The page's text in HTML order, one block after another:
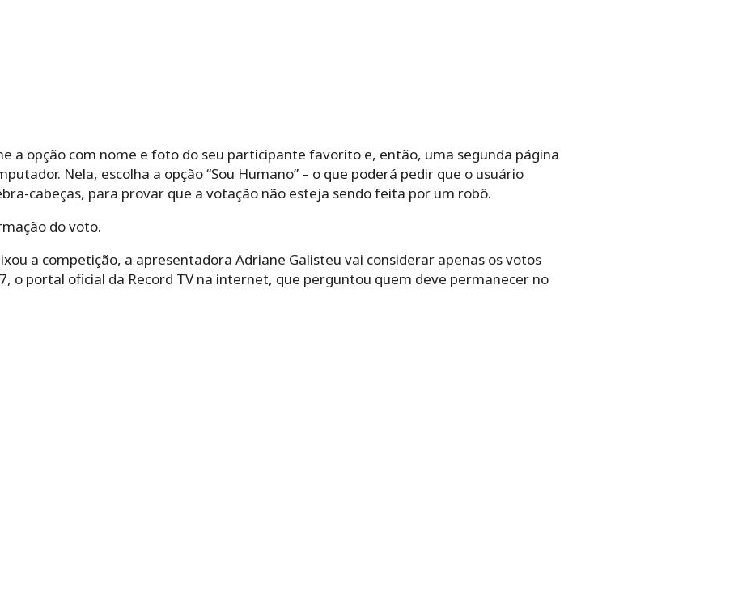
a opção com nome e foto do seu participante favorito e, então, uma segunda página
Nela, escolha a opção “Sou Humano” – o que poderá pedir que o usuário
cabeças, para provar que a votação não esteja sendo feita por um robô.
do voto.
a competição, a apresentadora Adriane Galisteu vai considerar apenas os votos
o portal oficial da Record TV na internet, que perguntou quem deve permanecer no